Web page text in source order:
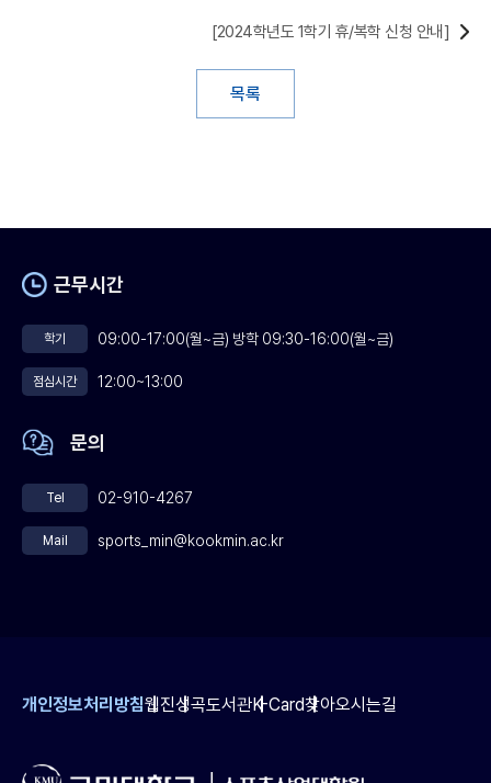
목록
[2024학년도 1학기 휴/복학 신청 안내]
개인정보처리방침웹진성곡도서관K-Card찾아오시는길
근무시간
학기 09:00-17:00(월~금) 방학 09:30-16:00(월~금)
점심시간 12:00~13:00
문의
Tel 02-910-4267
Mail sports_min@kookmin.ac.kr